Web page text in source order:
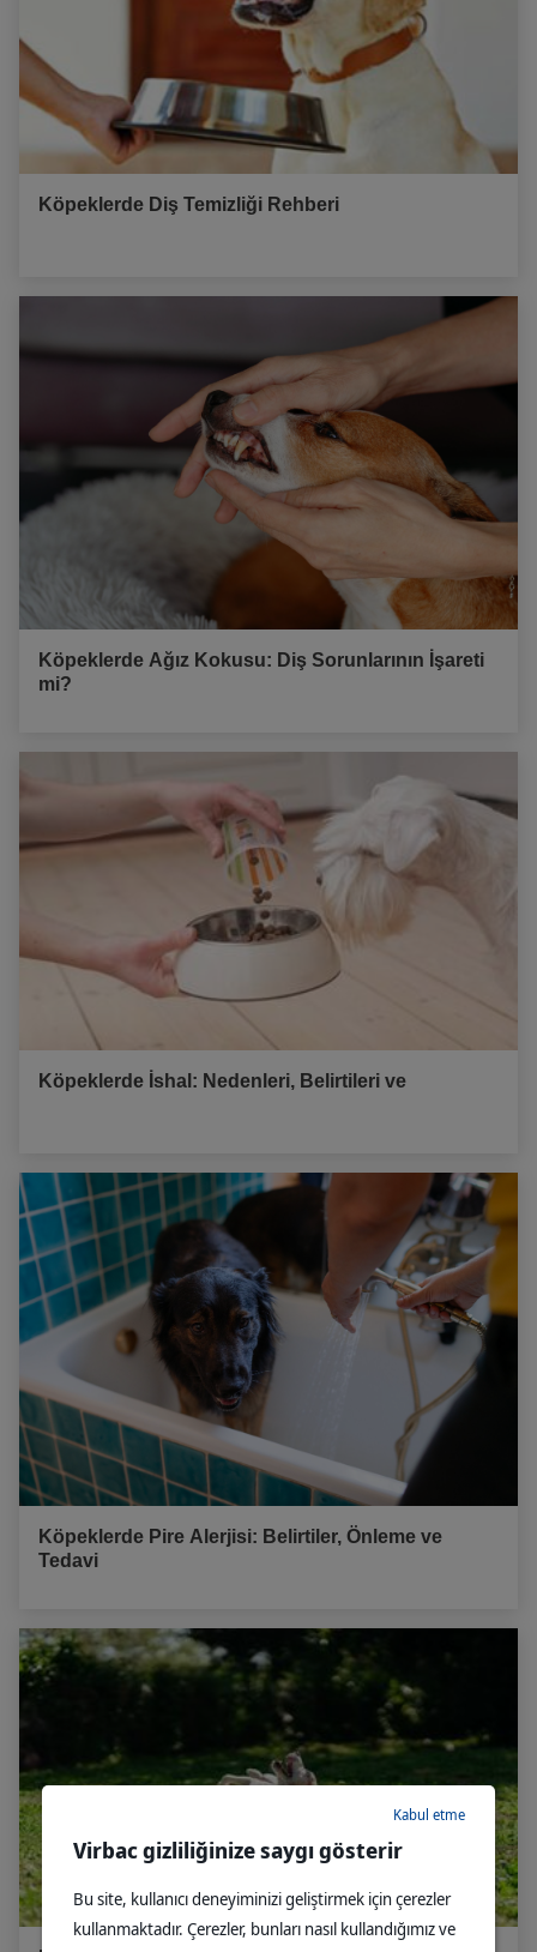
Köpeklerde Diş Temizliği Rehberi
Köpeklerde Ağız Kokusu: Diş Sorunlarının İşareti
mi?
Köpeklerde İshal: Nedenleri, Belirtileri ve
Köpeklerde Pire Alerjisi: Belirtiler, Önleme ve
Tedavi
Virbac gizliliğinize saygı gösterir
Bu site, kullanıcı deneyiminizi geliştirmek için çerezler
kullanmaktadır. Çerezler, bunları nasıl kullandığımız ve
Kabul etme